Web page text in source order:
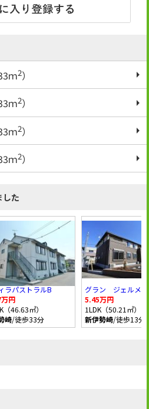
ｍ2）
ｍ2）
ｍ2）
ｍ2）
した
ラパストラルB
円
（46.63㎡）
崎/徒歩33分
グラン ジェルメ
5.45万円
1LDK（50.21㎡）
新伊勢崎/徒歩13分